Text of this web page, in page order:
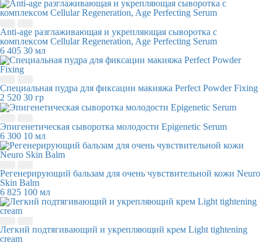
Anti-age разглаживающая и укрепляющая сыворотка с
комплексом Cellular Regeneration, Age Perfecting Serum
6 405 30 мл
Специальная пудра для фиксации макияжа Perfect Powder Fixing
2 520 30 гр
Эпигенетическая сыворотка молодости Epigenetic Serum
6 300 10 мл
Регенерирующий бальзам для очень чувствительной кожи Neuro
Skin Balm
6 825 100 мл
Легкий подтягивающий и укрепляющий крем Light tightening
cream